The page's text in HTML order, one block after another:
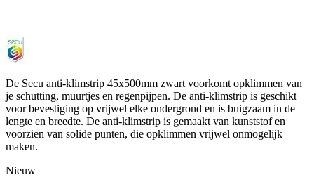
De Secu anti-klimstrip 45x500mm zwart voorkomt opklimmen van
je schutting, muurtjes en regenpijpen. De anti-klimstrip is geschikt
voor bevestiging op vrijwel elke ondergrond en is buigzaam in de
lengte en breedte. De anti-klimstrip is gemaakt van kunststof en
voorzien van solide punten, die opklimmen vrijwel onmogelijk
maken.
Nieuw